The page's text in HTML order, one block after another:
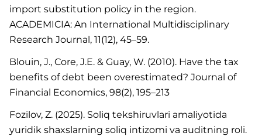
import substitution policy in the region.
ACADEMICIA: An International Multidisciplinary
Research Journal, 11(12), 45–59.
Blouin, J., Core, J.E. & Guay, W. (2010). Have the tax
benefits of debt been overestimated? Journal of
Financial Economics, 98(2), 195–213
Fozilov, Z. (2025). Soliq tekshiruvlari amaliyotida
yuridik shaxslarning soliq intizomi va auditning roli.